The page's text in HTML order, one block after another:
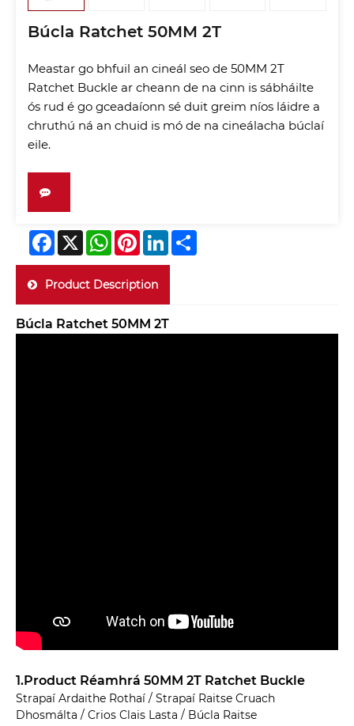
Búcla Ratchet 50MM 2T
Meastar go bhfuil an cineál seo de 50MM 2T
Ratchet Buckle ar cheann de na cinn is sábháilte
ós rud é go gceadaíonn sé duit greim níos láidre a
chruthú ná an chuid is mó de na cineálacha búclaí
eile.
Facebook
X WhatsAppPinterestLinkedIn
Product Description
Búcla Ratchet 50MM 2T
1.Product Réamhrá 50MM 2T Ratchet Buckle
Strapaí Ardaithe Rothaí / Strapaí Raitse Cruach
Dhosmálta / Crios Clais Lasta / Búcla Raitse